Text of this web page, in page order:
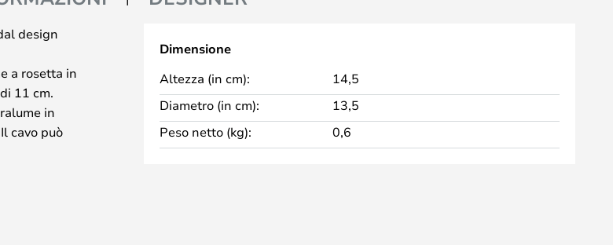
design
a rosetta in
11 cm.
in
cavo può
cm.
Dimensione
Altezza (in cm):
14,5
Diametro (in cm):
13,5
Peso netto (kg):
0,6